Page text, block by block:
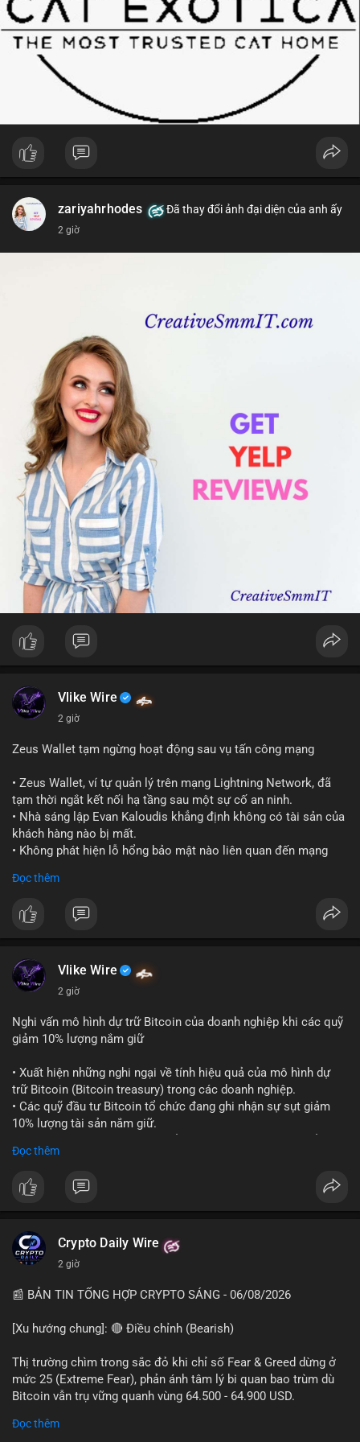
zariyahrhodes Đã thay đổi ảnh đại diện của anh ấy
2 giờ
Vlike Wire
2 giờ
Zeus Wallet tạm ngừng hoạt động sau vụ tấn công mạng
• Zeus Wallet, ví tự quản lý trên mạng Lightning Network, đã
tạm thời ngắt kết nối hạ tầng sau một sự cố an ninh.
• Nhà sáng lập Evan Kaloudis khẳng định không có tài sản của
khách hàng nào bị mất.
• Không phát hiện lỗ hổng bảo mật nào liên quan đến mạng
#binancesquare
#vlikevn #titanbot
📰 Nguồn: Cointelegraph
Đọc thêm
Vlike Wire
2 giờ
Nghi vấn mô hình dự trữ Bitcoin của doanh nghiệp khi các quỹ
giảm 10% lượng nắm giữ
• Xuất hiện những nghi ngại về tính hiệu quả của mô hình dự
trữ Bitcoin (Bitcoin treasury) trong các doanh nghiệp.
• Các quỹ đầu tư Bitcoin tổ chức đang ghi nhận sự sụt giảm
10% lượng tài sản nắm giữ.
của các tổ chức lớn đối với BTC.
#bitcoin #btc #cryptonews #marketanalysis
#vlikevn #titanbot
📰 Nguồn: Cointelegraph
Đọc thêm
Crypto Daily Wire
2 giờ
📰 BẢN TIN TỔNG HỢP CRYPTO SÁNG - 06/08/2026
[Xu hướng chung]: 🔴 Điều chỉnh (Bearish)
Thị trường chìm trong sắc đỏ khi chỉ số Fear & Greed dừng ở
mức 25 (Extreme Fear), phản ánh tâm lý bi quan bao trùm dù
Bitcoin vẫn trụ vững quanh vùng 64.500 - 64.900 USD.
- Thị trường & Giá cả: BTC áp sát mốc 65.000 USD nhờ kỳ vọng
Đọc thêm